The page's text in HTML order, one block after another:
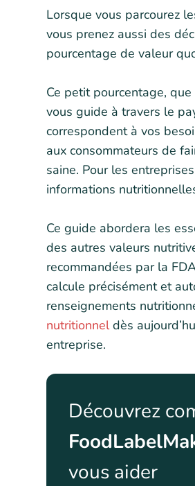
Lorsque vous parcourez
vous prenez aussi des
pourcentage de valeur
Ce petit pourcentage,
vous guide à travers le
correspondent à vos
aux consommateurs de
saine. Pour les
informations
Ce guide abordera les
des autres valeurs
recommandées par la
calcule précisément et
renseignements
nutritionneldès
entreprise.
Découvrez
vous aider